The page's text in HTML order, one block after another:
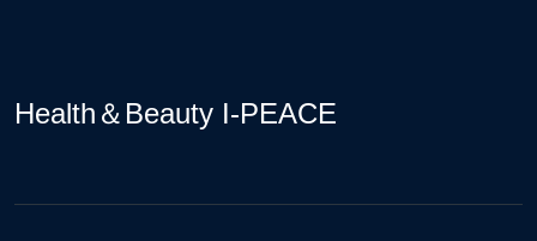
Health＆Beauty I-PEACE